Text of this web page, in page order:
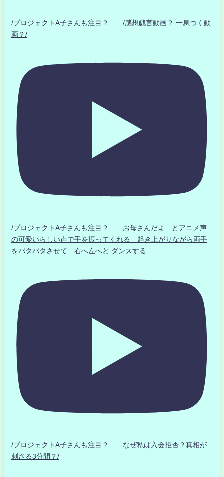
/プロジェクトA子さんも注目？ /感想戯言動画？.一息つく動
画？/
/プロジェクトA子さんも注目？ お母さんだよ とアニメ声
の可愛いらしい声で手を振ってくれる 起き上がりながら両手
をパタパタさせて 右へ左へと ダンスする
/プロジェクトA子さんも注目？ なぜ私は入会拒否？真相が
刺さる3分間？/